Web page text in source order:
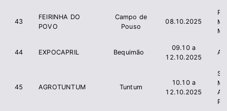
43
FEIRINHA DO
POVO
Campo de
Pouso
08.10.2025
44 EXPOCAPRIL Bequimão
09.10 a
12.10.2025
45 AGROTUNTUM Tuntum
10.10 a
12.10.2025